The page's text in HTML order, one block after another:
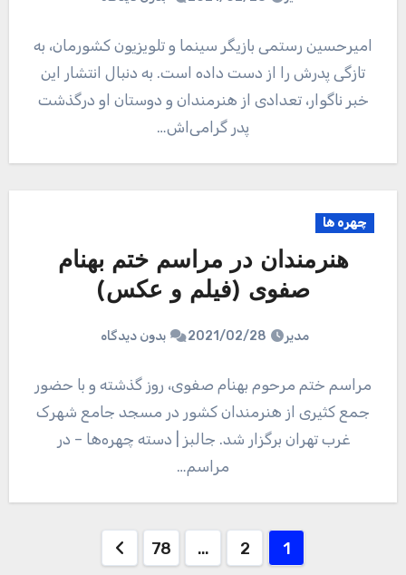
امیرحسین رستمی بازیگر سینما و تلویزیون کشورمان، به
تازگی پدرش را از دست داده است. به دنبال انتشار این
خبر ناگوار، تعدادی از هنرمندان و دوستان او درگذشت
پدر گرامی‌اش…
چهره ها
هنرمندان در مراسم ختم بهنام
صفوی (فیلم و عکس)
مدیر 2021/02/28 بدون دیدگاه
مراسم ختم مرحوم بهنام صفوی، روز گذشته و با حضور
جمع کثیری از هنرمندان کشور در مسجد جامع شهرک
غرب تهران برگزار شد. جالبز | دسته چهره‌ها – در
مراسم…
صفحه‌بندی
1
2
…
78